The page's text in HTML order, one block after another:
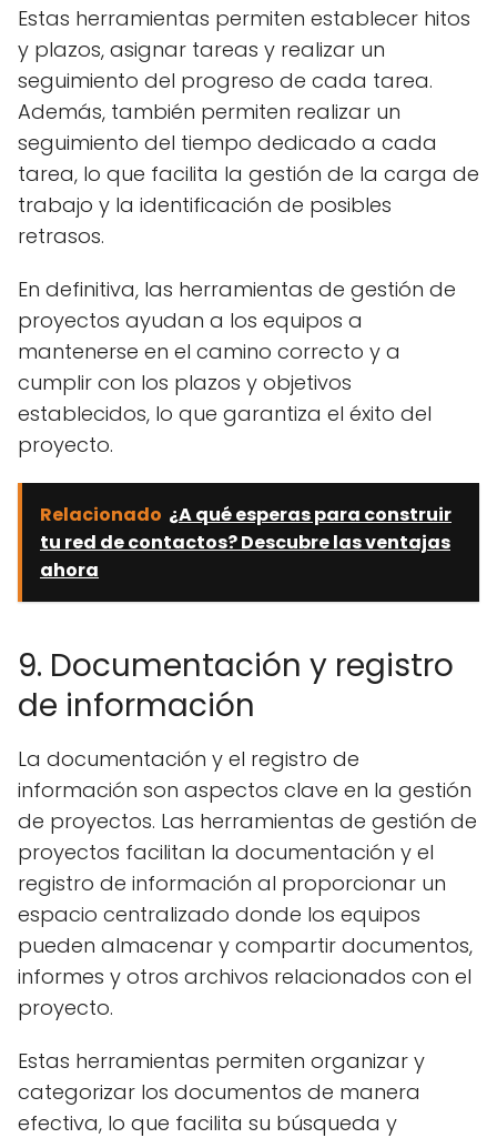
Estas herramientas permiten establecer hitos
y plazos, asignar tareas y realizar un
seguimiento del progreso de cada tarea.
Además, también permiten realizar un
seguimiento del tiempo dedicado a cada
tarea, lo que facilita la gestión de la carga de
trabajo y la identificación de posibles
retrasos.
En definitiva, las herramientas de gestión de
proyectos ayudan a los equipos a
mantenerse en el camino correcto y a
cumplir con los plazos y objetivos
establecidos, lo que garantiza el éxito del
proyecto.
Relacionado ¿A qué esperas para construir
tu red de contactos? Descubre las ventajas
ahora
9. Documentación y registro
de información
La documentación y el registro de
información son aspectos clave en la gestión
de proyectos. Las herramientas de gestión de
proyectos facilitan la documentación y el
registro de información al proporcionar un
espacio centralizado donde los equipos
pueden almacenar y compartir documentos,
informes y otros archivos relacionados con el
proyecto.
Estas herramientas permiten organizar y
categorizar los documentos de manera
efectiva, lo que facilita su búsqueda y